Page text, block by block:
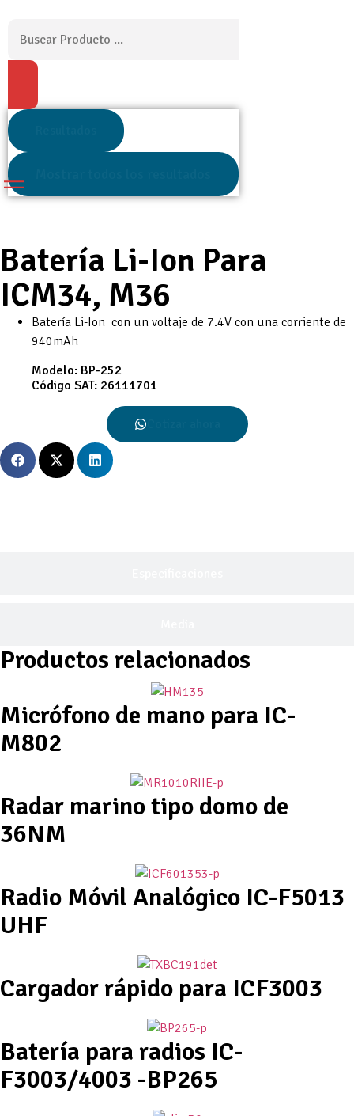
Batería Li-Ion Para
ICM34, M36
Batería Li-Ion con un voltaje de 7.4V con una corriente de
940mAh
Modelo: BP-252
Código SAT: 26111701
Productos relacionados
Micrófono de mano para IC-
M802
Radar marino tipo domo de
36NM
Radio Móvil Analógico IC-F5013
UHF
Cargador rápido para ICF3003
Batería para radios IC-
F3003/4003 -BP265